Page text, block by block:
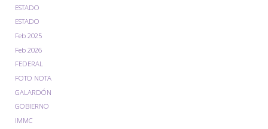
ESTADO
ESTADO
Feb 2025
Feb 2026
FEDERAL
FOTO NOTA
GALARDÓN
GOBIERNO
IMMC